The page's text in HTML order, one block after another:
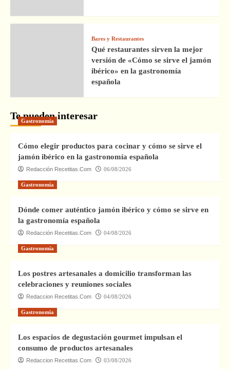
Bares y Restaurantes
Qué restaurantes sirven la mejor
versión de «Cómo se sirve el jamón
ibérico» en la gastronomía
española
Te pueden interesar
Gastronomía
Cómo elegir productos para cocinar y cómo se sirve el
jamón ibérico en la gastronomía española
Redacción Recetitas.Com 06/08/2026
Gastronomía
Dónde comer auténtico jamón ibérico y cómo se sirve en
la gastronomía española
Redacción Recetitas.Com 04/08/2026
Gastronomía
Los postres artesanales a domicilio transforman las
celebraciones y reuniones sociales
Redaccion Recetitas.Com 04/08/2026
Gastronomía
Los espacios de degustación gourmet impulsan el
consumo de productos artesanales
Redaccion Recetitas.Com 03/08/2026